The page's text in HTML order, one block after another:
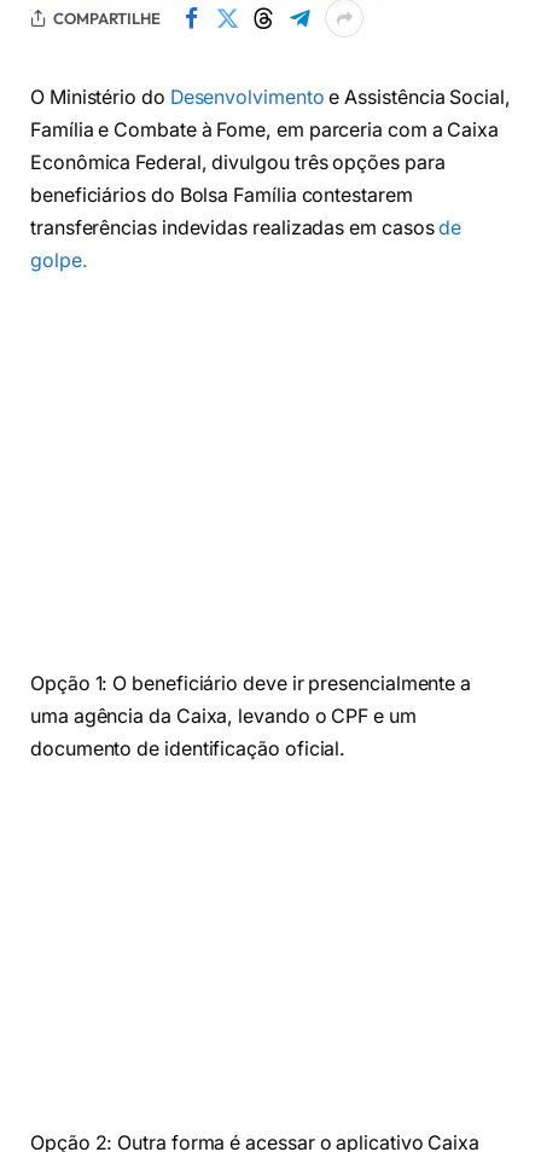
COMPARTILHE
O Ministério do Desenvolvimentoe Assistência Social,
Família e Combate à Fome, em parceria com a Caixa
Econômica Federal, divulgou três opções para
beneficiários do Bolsa Família contestarem
transferências indevidas realizadas em casosde
golpe.
Opção 1: O beneficiário deve ir presencialmente a
uma agência da Caixa, levando o CPF e um
documento de identificação oficial.
Opção 2: Outra forma é acessar o aplicativo Caixa